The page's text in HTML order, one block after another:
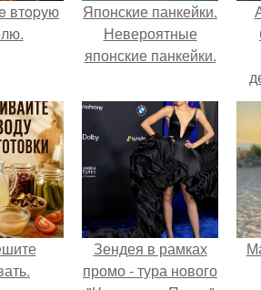
втopую
Японские панкейки.
Невероятные
японские панкейки.
Зендея в рамках
промо - тура нового